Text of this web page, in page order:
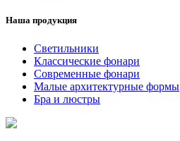
Наша продукция
Светильники
Классические фонари
Современные фонари
Малые архитектурные формы
Бра и люстры